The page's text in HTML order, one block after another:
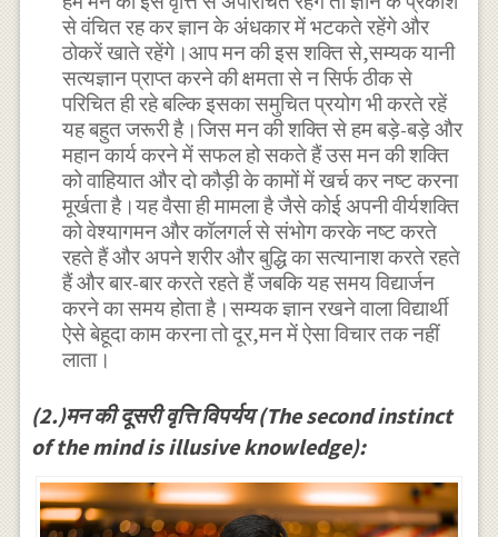
से वंचित रह कर ज्ञान के अंधकार में भटकते रहेंगे और
ठोकरें खाते रहेंगे।आप मन की इस शक्ति से,सम्यक यानी
सत्यज्ञान प्राप्त करने की क्षमता से न सिर्फ ठीक से
परिचित ही रहे बल्कि इसका समुचित प्रयोग भी करते रहें
यह बहुत जरूरी है।जिस मन की शक्ति से हम बड़े-बड़े और
महान कार्य करने में सफल हो सकते हैं उस मन की शक्ति
को वाहियात और दो कौड़ी के कामों में खर्च कर नष्ट करना
मूर्खता है।यह वैसा ही मामला है जैसे कोई अपनी वीर्यशक्ति
को वेश्यागमन और कॉलगर्ल से संभोग करके नष्ट करते
रहते हैं और अपने शरीर और बुद्धि का सत्यानाश करते रहते
हैं और बार-बार करते रहते हैं जबकि यह समय विद्यार्जन
करने का समय होता है।सम्यक ज्ञान रखने वाला विद्यार्थी
ऐसे बेहूदा काम करना तो दूर,मन में ऐसा विचार तक नहीं
लाता।
(2.)मन की दूसरी वृत्ति विपर्यय (The second instinct
of the mind is illusive knowledge):